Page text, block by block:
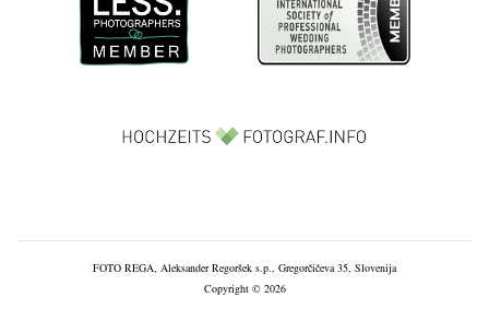
FOTO REGA, Aleksander Regoršek s.p., Gregorčičeva 35, Slovenija
Copyright © 2026